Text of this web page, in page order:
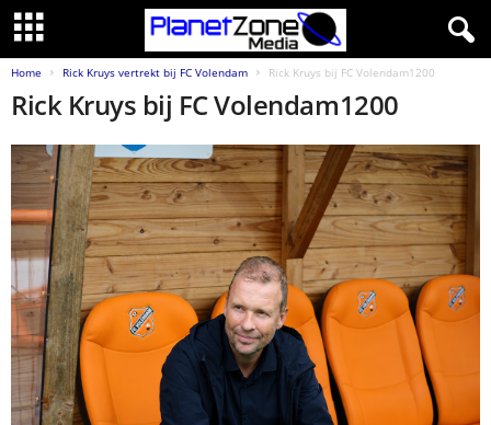
Home Rick Kruys vertrekt bij FC Volendam Rick Kruys bij FC Volendam1200
Rick Kruys bij FC Volendam1200